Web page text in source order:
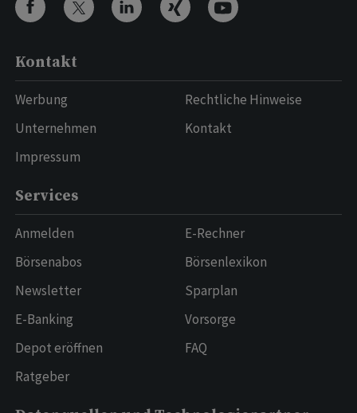
Kontakt
Werbung
Unternehmen
Impressum
Rechtliche Hinweise
Kontakt
Services
Anmelden
Börsenabos
Newsletter
E-Banking
Depot eröffnen
Ratgeber
E-Rechner
Börsenlexikon
Sparplan
Vorsorge
FAQ